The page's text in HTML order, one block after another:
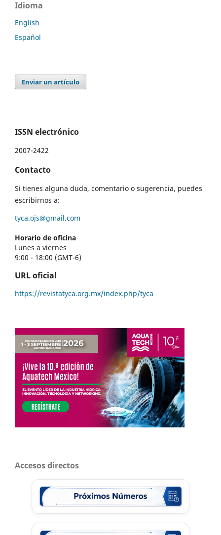
Idioma
English
Español
Enviar un artículo
ISSN electrónico
2007-2422
Contacto
Si tienes alguna duda, comentario o sugerencia, puedes
escribirnos a:
tyca.ojs@gmail.com
Horario de oficina
Lunes a viernes
9:00 - 18:00 (GMT-6)
URL oficial
https://revistatyca.org.mx/index.php/tyca
Accesos directos